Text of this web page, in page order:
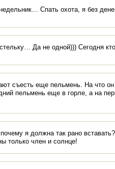
Спать охота, я без
Да не одной))) Сегодня
съесть еще пельмень. На что
пельмень еще в горле, а на
я должна так рано
только член и солнце!